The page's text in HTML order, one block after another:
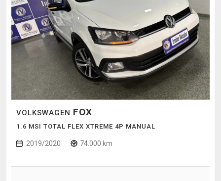
VOLKSWAGEN FOX
1.6 MSI TOTAL FLEX XTREME 4P MANUAL
2019/2020 74.000 km